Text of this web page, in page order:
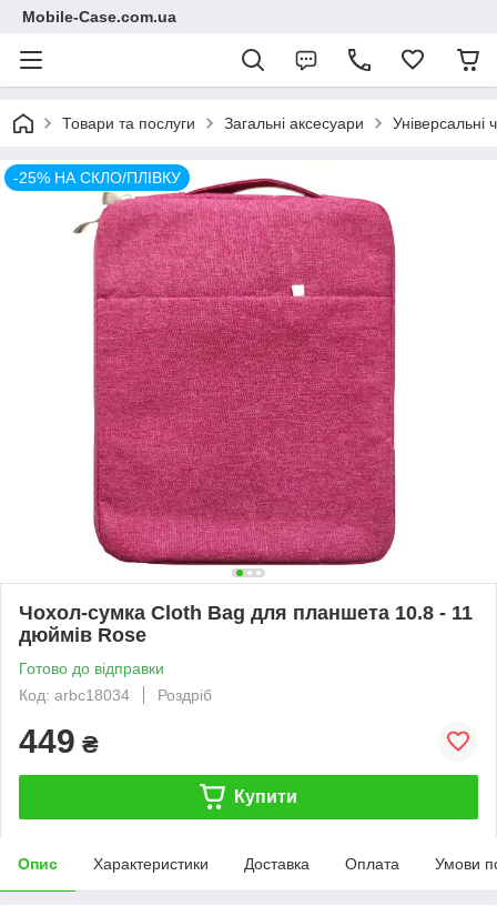
Mobile-Case.com.ua
Товари та послуги Загальні аксесуари Універсальні
-25% НА СКЛО/ПЛІВКУ
Чохол-сумка Cloth Bag для планшета 10.8 - 11
дюймів Rose
Готово до відправки
Код: arbc18034
Роздріб
449 ₴
Купити
Опис Характеристики Доставка Оплата Умови